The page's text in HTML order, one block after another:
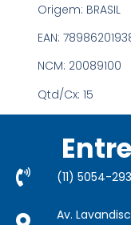
Origem: BRASIL
EAN:
NCM: 20089100
Qtd/Cx: 15
(11) 5054-
Av.